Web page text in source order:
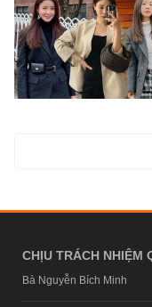
CHỊU TRÁCH NHIỆM
Bà Nguyễn Bích Minh